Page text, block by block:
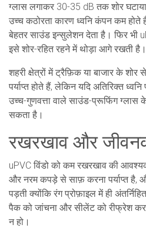
ग्लास लगाकर 30-35 dB तक शोर
उच्च कठोरता कारण ध्वनि कंपन कम
बेहतर साउंड इन्सुलेशन देता है। फिर भी
इसे शोर-रहित रहने में थोड़ा आगे रखती है।
शहरी क्षेत्रों में ट्रैफ़िक या बाजार के शोर
पर्याप्त होते हैं, लेकिन यदि अतिरिक्त
उच्च-गुणवत्ता वाले साउंड-प्रूफिंग ग्लास
सकता है।
रखरखाव और
uPVC विंडो को कम रखरखाव की
और नरम कपड़े से साफ़ करना पर्याप्त है,
पड़ती क्योंकि रंग प्रोफ़ाइल में ही
पैक को जांचना और सीलेंट को रीफ्रेश
न हो।